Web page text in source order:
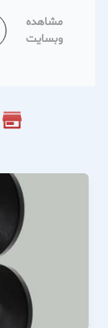
مشاهده
وبسایت